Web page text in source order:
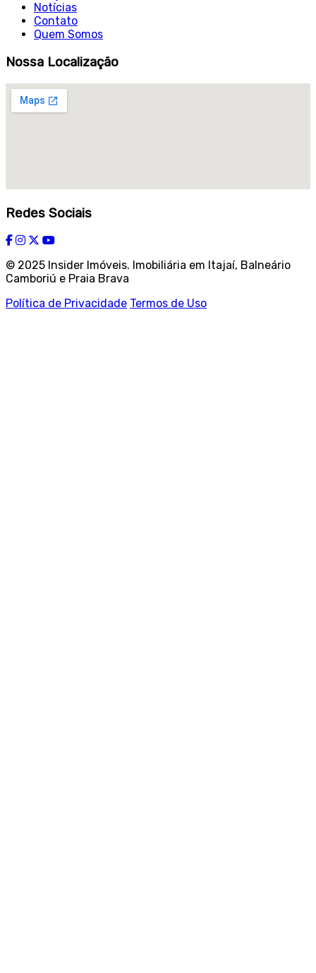
Notícias
Contato
Quem Somos
Nossa Localização
Redes Sociais
© 2025 Insider Imóveis. Imobiliária em Itajaí, Balneário
Camboriú e Praia Brava
Política de Privacidade Termos de Uso